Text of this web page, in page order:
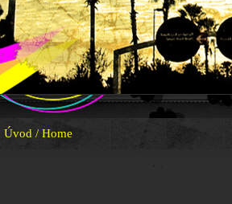
Úvod / Home